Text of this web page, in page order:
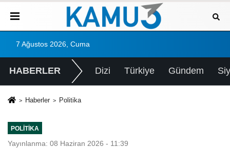
7 Ağustos 2026, Cuma
HABERLER Dizi Türkiye Gündem
Haberler Politika
POLITIKA
Yayınlanma: 08 Haziran 2026 - 11:39